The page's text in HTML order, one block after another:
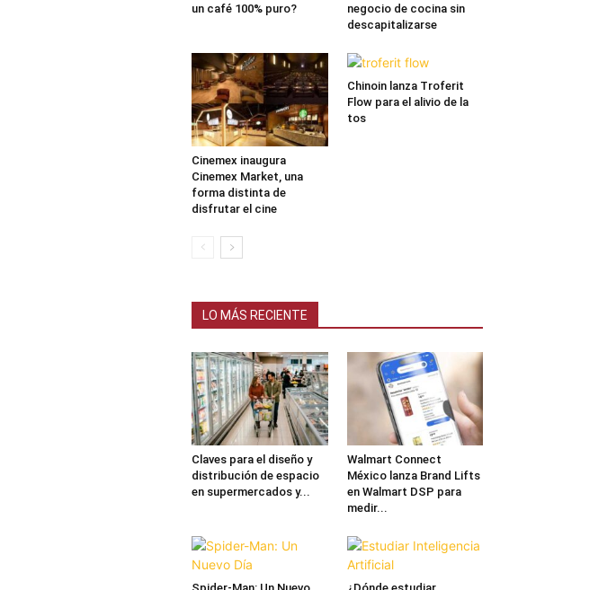
un café 100% puro?
negocio de cocina sin
descapitalizarse
Cinemex inaugura
Cinemex Market, una
forma distinta de
disfrutar el cine
Chinoin lanza Troferit
Flow para el alivio de la
tos
LO MÁS RECIENTE
Claves para el diseño y
distribución de espacio
en supermercados y...
Walmart Connect
México lanza Brand Lifts
en Walmart DSP para
medir...